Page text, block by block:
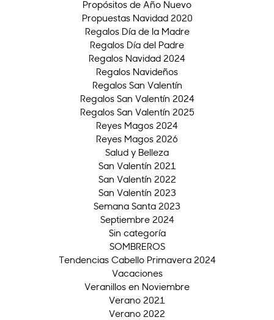
Propósitos de Año Nuevo
Propuestas Navidad 2020
Regalos Día de la Madre
Regalos Día del Padre
Regalos Navidad 2024
Regalos Navideños
Regalos San Valentín
Regalos San Valentín 2024
Regalos San Valentín 2025
Reyes Magos 2024
Reyes Magos 2026
Salud y Belleza
San Valentín 2021
San Valentín 2022
San Valentín 2023
Semana Santa 2023
Septiembre 2024
Sin categoría
SOMBREROS
Tendencias Cabello Primavera 2024
Vacaciones
Veranillos en Noviembre
Verano 2021
Verano 2022